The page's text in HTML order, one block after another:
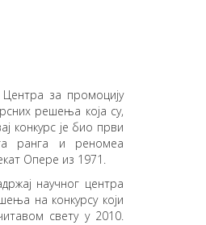
за промоцију
решења која су,
конкурс jе био први
ранга и реномеа
Опере из 1971.
научног центра
на конкурсу који
свету у 2010.